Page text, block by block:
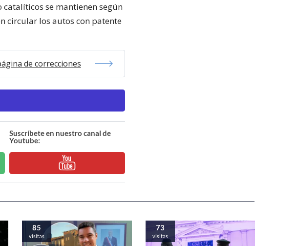
se mantienen según
circular los autos con patente
de correcciones
Suscríbete en nuestro canal de
Youtube:
85
visitas
73
visitas